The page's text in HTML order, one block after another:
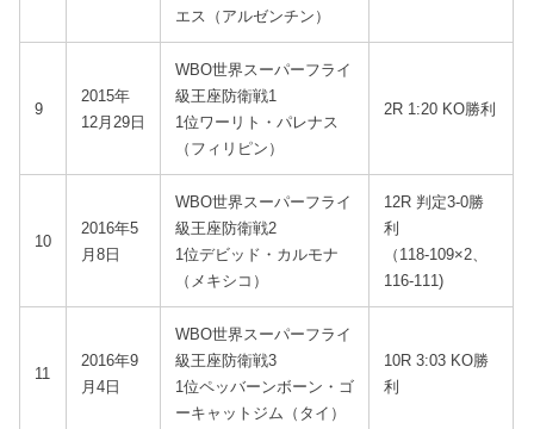
エス（アルゼンチン）
9
2015年
12月29日
WBO世界スーパーフライ
級王座防衛戦1
1位ワーリト・パレナス
（フィリピン）
2R 1:20 KO勝利
10
2016年5
月8日
WBO世界スーパーフライ
級王座防衛戦2
1位デビッド・カルモナ
（メキシコ）
12R 判定3-0勝
利
（118-109×2、
116-111)
11
2016年9
月4日
WBO世界スーパーフライ
級王座防衛戦3
1位ペッバーンボーン・ゴ
ーキャットジム（タイ）
10R 3:03 KO勝
利